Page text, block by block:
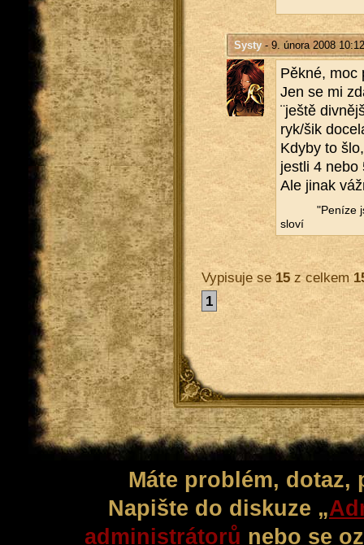
Systy- 9. února 2008 10:12
Pěkné, moc
Jen se mi
¨ještě
ryk/šik
Kdyby to
jest­li 4 nebo
Ale jinak
"Pe­ní­ze
slo­ví
Vypisuje se 15z celkem
1
Máte problém,
Napište do diskuze „
administrátorů nebo se